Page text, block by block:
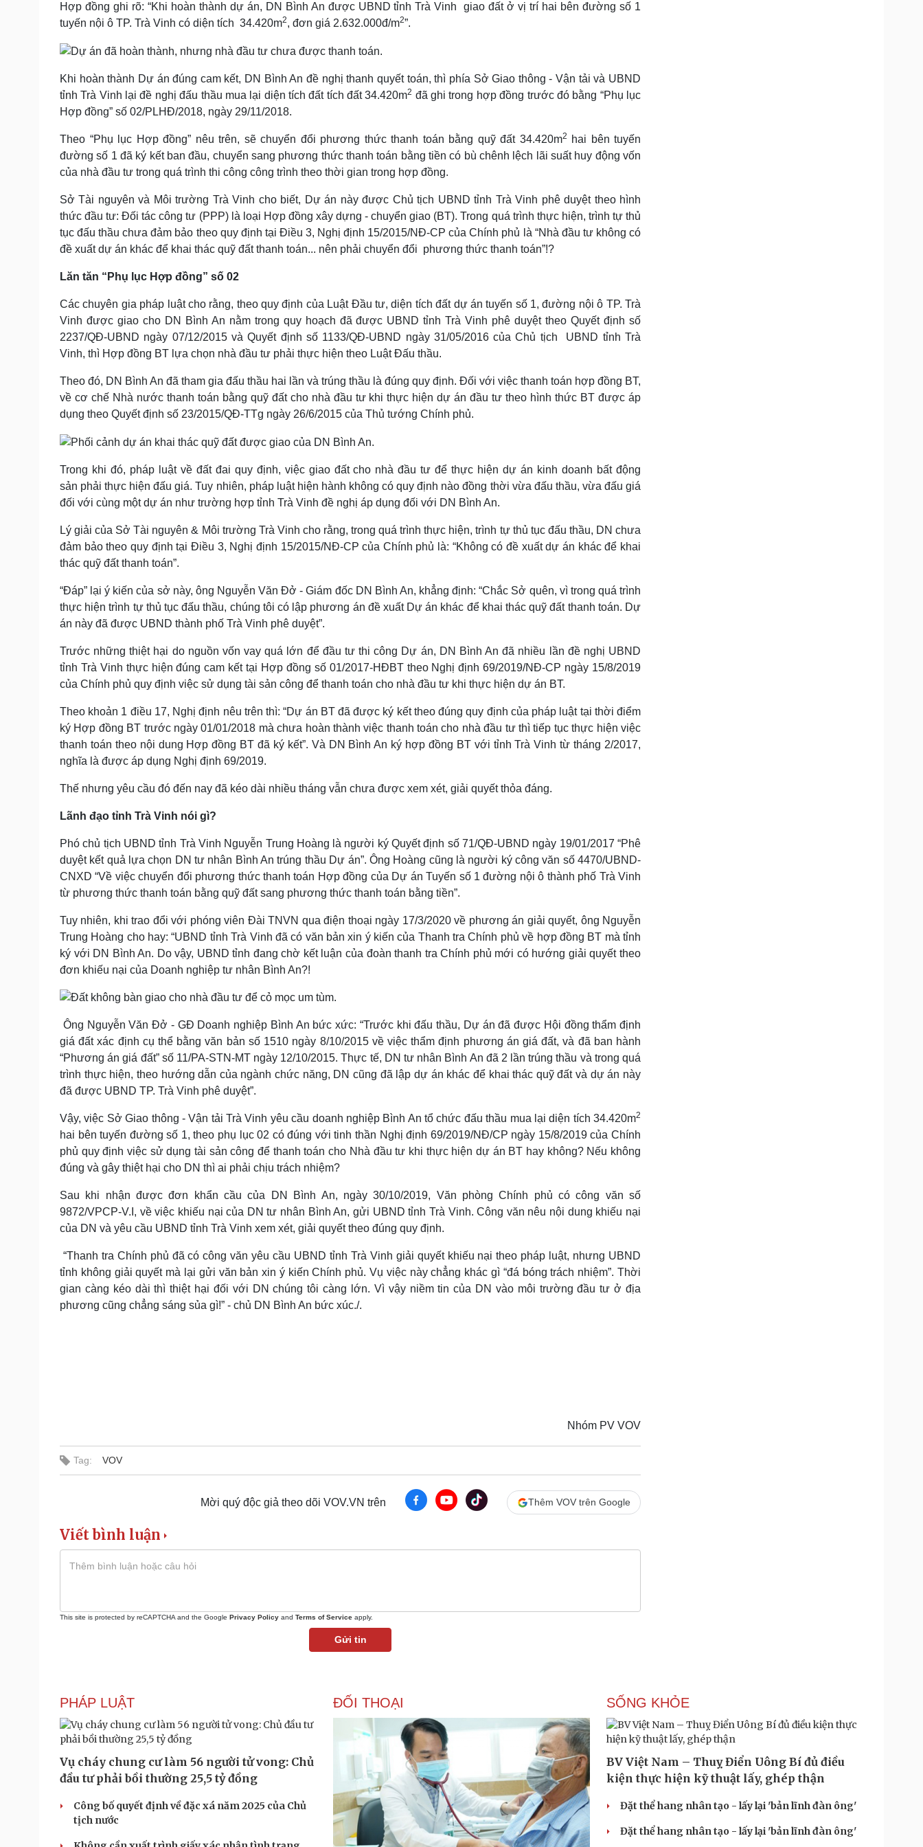
Hợp đồng ghi rõ: “Khi hoàn thành dự án, DN Bình An được UBND tỉnh Trà Vinh giao đất ở vị trí hai bên đường số 1
tuyến nội ô TP. Trà Vinh có diện tích 34.420m2, đơn giá 2.632.000đ/m2”.
Khi hoàn thành Dự án đúng cam kết, DN Bình An đề nghị thanh quyết toán, thì phía Sở Giao thông - Vận tải và UBND
tỉnh Trà Vinh lại đề nghị đấu thầu mua lại diện tích đất tích đất 34.420m2 đã ghi trong hợp đồng trước đó bằng “Phụ lục
Hợp đồng” số 02/PLHĐ/2018, ngày 29/11/2018.
Theo “Phụ lục Hợp đồng” nêu trên, sẽ chuyển đổi phương thức thanh toán bằng quỹ đất 34.420m2
hai bên tuyến
đường số 1 đã ký kết ban đầu, chuyển sang phương thức thanh toán bằng tiền có bù chênh lệch lãi suất huy động vốn
của nhà đầu tư trong quá trình thi công công trình theo thời gian trong hợp đồng.
Sở Tài nguyên và Môi trường Trà Vinh cho biết, Dự án này được Chủ tịch UBND tỉnh Trà Vinh phê duyệt theo hình
thức đầu tư: Đối tác công tư (PPP) là loại Hợp đồng xây dựng - chuyển giao (BT). Trong quá trình thực hiện, trình tự thủ
tục đấu thầu chưa đảm bảo theo quy định tại Điều 3, Nghị định 15/2015/NĐ-CP của Chính phủ là “Nhà đầu tư không có
đề xuất dự án khác để khai thác quỹ đất thanh toán... nên phải chuyển đổi phương thức thanh toán”!?
Lăn tăn “Phụ lục Hợp đồng” số 02
Các chuyên gia pháp luật cho rằng, theo quy định của Luật Đầu tư, diện tích đất dự án tuyến số 1, đường nội ô TP. Trà
Vinh được giao cho DN Bình An nằm trong quy hoạch đã được UBND tỉnh Trà Vinh phê duyệt theo Quyết định số
2237/QĐ-UBND ngày 07/12/2015 và Quyết định số 1133/QĐ-UBND ngày 31/05/2016 của Chủ tịch UBND tỉnh Trà
Vinh, thì Hợp đồng BT lựa chọn nhà đầu tư phải thực hiện theo Luật Đấu thầu.
Theo đó, DN Bình An đã tham gia đấu thầu hai lần và trúng thầu là đúng quy định. Đối với việc thanh toán hợp đồng BT,
về cơ chế Nhà nước thanh toán bằng quỹ đất cho nhà đầu tư khi thực hiện dự án đầu tư theo hình thức BT được áp
dụng theo Quyết định số 23/2015/QĐ-TTg ngày 26/6/2015 của Thủ tướng Chính phủ.
Trong khi đó, pháp luật về đất đai quy định, việc giao đất cho nhà đầu tư để thực hiện dự án kinh doanh bất động
sản phải thực hiện đấu giá. Tuy nhiên, pháp luật hiện hành không có quy định nào đồng thời vừa đấu thầu, vừa đấu giá
đối với cùng một dự án như trường hợp tỉnh Trà Vinh đề nghị áp dụng đối với DN Bình An.
Lý giải của Sở Tài nguyên & Môi trường Trà Vinh cho rằng, trong quá trình thực hiện, trình tự thủ tục đấu thầu, DN chưa
đảm bảo theo quy định tại Điều 3, Nghị định 15/2015/NĐ-CP của Chính phủ là: “Không có đề xuất dự án khác để khai
thác quỹ đất thanh toán”.
“Đáp” lại ý kiến của sở này, ông Nguyễn Văn Đở - Giám đốc DN Bình An, khẳng định: “Chắc Sở quên, vì trong quá trình
thực hiện trình tự thủ tục đấu thầu, chúng tôi có lập phương án đề xuất Dự án khác để khai thác quỹ đất thanh toán. Dự
án này đã được UBND thành phố Trà Vinh phê duyệt”.
Trước những thiệt hại do nguồn vốn vay quá lớn để đầu tư thi công Dự án, DN Bình An đã nhiều lần đề nghị UBND
tỉnh Trà Vinh thực hiện đúng cam kết tại Hợp đồng số 01/2017-HĐBT theo Nghị định 69/2019/NĐ-CP ngày 15/8/2019
của Chính phủ quy định việc sử dụng tài sản công để thanh toán cho nhà đầu tư khi thực hiện dự án BT.
Theo khoản 1 điều 17, Nghị định nêu trên thì: “Dự án BT đã được ký kết theo đúng quy định của pháp luật tại thời điểm
ký Hợp đồng BT trước ngày 01/01/2018 mà chưa hoàn thành việc thanh toán cho nhà đầu tư thì tiếp tục thực hiện việc
thanh toán theo nội dung Hợp đồng BT đã ký kết”. Và DN Bình An ký hợp đồng BT với tỉnh Trà Vinh từ tháng 2/2017,
nghĩa là được áp dụng Nghị định 69/2019.
Thế nhưng yêu cầu đó đến nay đã kéo dài nhiều tháng vẫn chưa được xem xét, giải quyết thỏa đáng.
Lãnh đạo tỉnh Trà Vinh nói gì?
Phó chủ tịch UBND tỉnh Trà Vinh Nguyễn Trung Hoàng là người ký Quyết định số 71/QĐ-UBND ngày 19/01/2017 “Phê
duyệt kết quả lựa chọn DN tư nhân Bình An trúng thầu Dự án”. Ông Hoàng cũng là người ký công văn số 4470/UBND-
CNXD “Về việc chuyển đổi phương thức thanh toán Hợp đồng của Dự án Tuyến số 1 đường nội ô thành phố Trà Vinh
từ phương thức thanh toán bằng quỹ đất sang phương thức thanh toán bằng tiền”.
Tuy nhiên, khi trao đổi với phóng viên Đài TNVN qua điện thoại ngày 17/3/2020 về phương án giải quyết, ông Nguyễn
Trung Hoàng cho hay: “UBND tỉnh Trà Vinh đã có văn bản xin ý kiến của Thanh tra Chính phủ về hợp đồng BT mà tỉnh
ký với DN Bình An. Do vậy, UBND tỉnh đang chờ kết luận của đoàn thanh tra Chính phủ mới có hướng giải quyết theo
đơn khiếu nại của Doanh nghiệp tư nhân Bình An?!
Ông Nguyễn Văn Đở - GĐ Doanh nghiệp Bình An bức xức: “Trước khi đấu thầu, Dự án đã được Hội đồng thẩm định
giá đất xác định cụ thể bằng văn bản số 1510 ngày 8/10/2015 về việc thẩm định phương án giá đất, và đã ban hành
“Phương án giá đất” số 11/PA-STN-MT ngày 12/10/2015. Thực tế, DN tư nhân Bình An đã 2 lần trúng thầu và trong quá
trình thực hiện, theo hướng dẫn của ngành chức năng, DN cũng đã lập dự án khác để khai thác quỹ đất và dự án này
đã được UBND TP. Trà Vinh phê duyệt”.
Vậy, việc Sở Giao thông - Vận tải Trà Vinh yêu cầu doanh nghiệp Bình An tổ chức đấu thầu mua lại diện tích 34.420m2
hai bên tuyến đường số 1, theo phụ lục 02 có đúng với tinh thần Nghị định 69/2019/NĐ/CP ngày 15/8/2019 của Chính
phủ quy định việc sử dụng tài sản công để thanh toán cho Nhà đầu tư khi thực hiện dự án BT hay không? Nếu không
đúng và gây thiệt hại cho DN thì ai phải chịu trách nhiệm?
Sau khi nhận được đơn khẩn cầu của DN Bình An, ngày 30/10/2019, Văn phòng Chính phủ có công văn số
9872/VPCP-V.I, về việc khiếu nại của DN tư nhân Bình An, gửi UBND tỉnh Trà Vinh. Công văn nêu nội dung khiếu nại
của DN và yêu cầu UBND tỉnh Trà Vinh xem xét, giải quyết theo đúng quy định.
“Thanh tra Chính phủ đã có công văn yêu cầu UBND tỉnh Trà Vinh giải quyết khiếu nại theo pháp luật, nhưng UBND
tỉnh không giải quyết mà lại gửi văn bản xin ý kiến Chính phủ. Vụ việc này chẳng khác gì “đá bóng trách nhiệm”. Thời
gian càng kéo dài thì thiệt hại đối với DN chúng tôi càng lớn. Vì vậy niềm tin của DN vào môi trường đầu tư ở địa
phương cũng chẳng sáng sủa gì!” - chủ DN Bình An bức xúc./.
Nhóm PV VOV
Tag: VOV
Mời quý độc giả theo dõi VOV.VN trên Thêm VOV trên Google
Viết bình luận
This site is protected by reCAPTCHA and the Google Privacy Policy and Terms of Service apply.
Gửi tin
PHÁP LUẬT
Vụ cháy chung cư làm 56 người tử vong: Chủ
đầu tư phải bồi thường 25,5 tỷ đồng
Công bố quyết định về đặc xá năm 2025 của Chủ
tịch nước
ĐỐI THOẠI SỐNG KHỎE
BV Việt Nam – Thuỵ Điển Uông Bí đủ điều
kiện thực hiện kỹ thuật lấy, ghép thận
Đặt thể hang nhân tạo - lấy lại 'bản lĩnh đàn ông'
Đặt thể hang nhân tạo - lấy lại 'bản lĩnh đàn ông'